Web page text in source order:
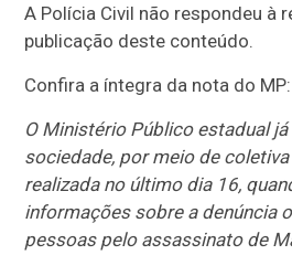
A Polícia Civil não respondeu à
publicação deste conteúdo.
Confira a íntegra da nota do MP:
O Ministério Público estadual
sociedade, por meio de
realizada no último dia 16,
informações sobre a denúncia
pessoas pelo assassinato de